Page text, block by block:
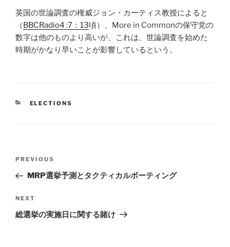
英国の世論調査の権威ジョン・カーティス教授によると
（BBCRadio4 :7：13頃）、More in Commonの保守党の
数字は他のものより高いが、これは、世論調査を始めた
時期がかなり早いことが影響しているという。
CATEGORIES
ELECTIONS
navigation
Previous
Post
PREVIOUS
MRP選挙予測とタクティカルボーティング
Next
Post
NEXT
総選挙の実施日に関する賭け